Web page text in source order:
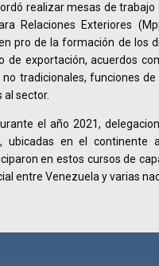
realizar mesas de
Relaciones Exteriores
pro de la formación de los
de exportación, acuerdos
tradicionales, funciones
sector.
el año 2021,
ubicadas en el continente
en estos cursos de
entre Venezuela y varias